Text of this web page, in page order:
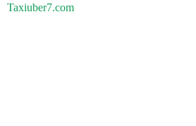
Taxiuber7.com